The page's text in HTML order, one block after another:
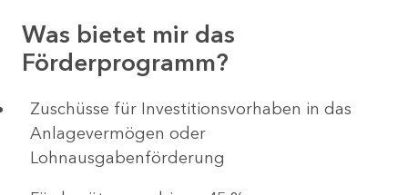
Was bietet mir das
Förderprogramm?
​​​​​​Zuschüsse für Investitionsvorhaben in das
Anlagevermögen oder
Lohnausgabenförderung